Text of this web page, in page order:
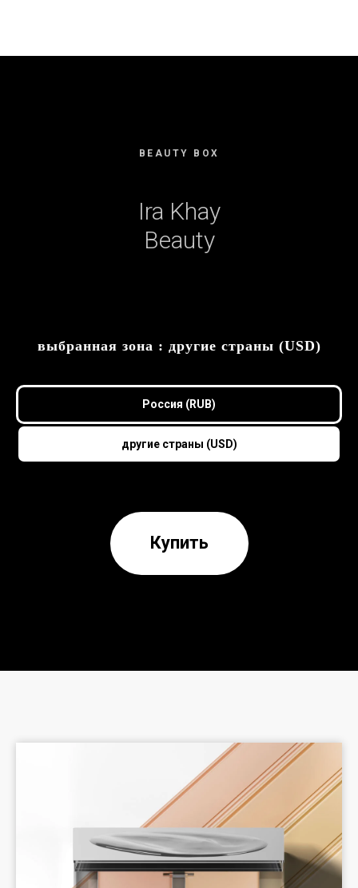
BEAUTY BOX
Ira Khay
Beauty
выбранная зона : другие страны (USD)
Россия (RUB)
другие страны (USD)
Купить